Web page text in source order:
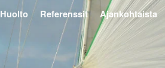
Huolto Referenssit Ajankohtaista